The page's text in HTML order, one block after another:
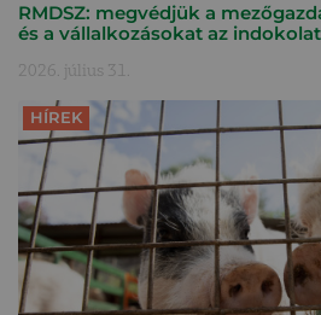
RMDSZ: megvédjük a
és a vállalkozásokat az
2026. július 31.
HÍREK